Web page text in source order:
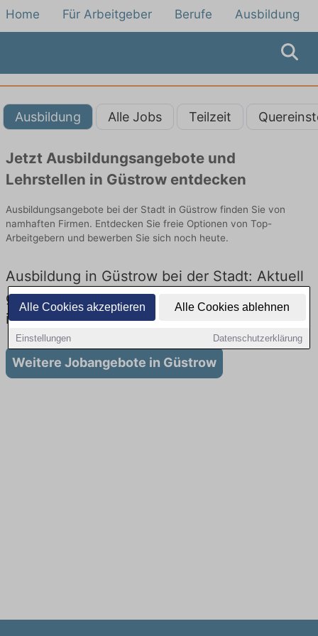
Alle Cookies akzeptieren Alle Cookies ablehnen
Einstellungen Datenschutzerklärung
Home Für Arbeitgeber Berufe Ausbildung
Ausbildung Alle Jobs Teilzeit
Jetzt Ausbildungsangebote und
Lehrstellen in Güstrow entdecken
Ausbildungsangebote bei der Stadt in Güstrow finden Sie von
namhaften Firmen. Entdecken Sie freie Optionen von Top-
Arbeitgebern und bewerben Sie sich noch heute.
Ausbildung in Güstrow bei der Stadt: Aktuell
gibt es keine Stellenangebote für Ausbildung
in Güstrow
Weitere Jobangebote in Güstrow